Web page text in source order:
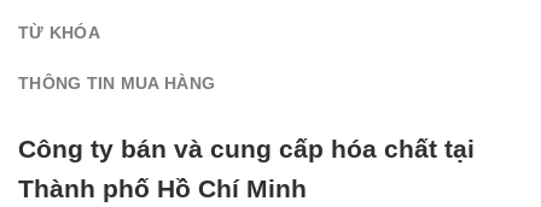
TỪ KHÓA
THÔNG TIN MUA HÀNG
Công ty bán và cung cấp hóa chất tại
Thành phố Hồ Chí Minh